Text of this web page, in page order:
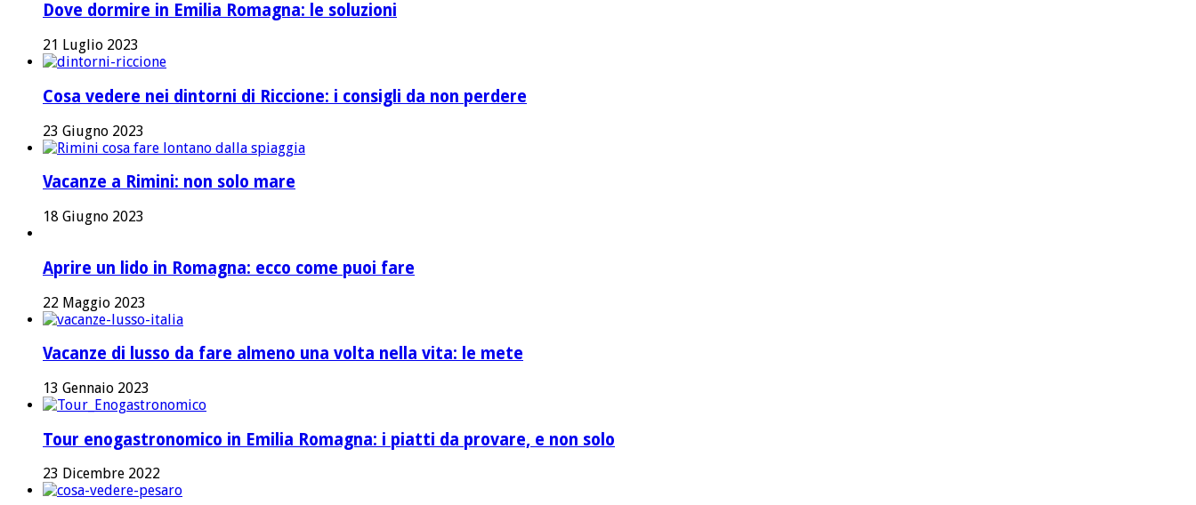
Dove dormire in Emilia Romagna: le soluzioni
21 Luglio 2023
Cosa vedere nei dintorni di Riccione: i consigli da non perdere
23 Giugno 2023
Vacanze a Rimini: non solo mare
18 Giugno 2023
Aprire un lido in Romagna: ecco come puoi fare
22 Maggio 2023
Vacanze di lusso da fare almeno una volta nella vita: le mete
13 Gennaio 2023
Tour enogastronomico in Emilia Romagna: i piatti da provare, e non solo
23 Dicembre 2022